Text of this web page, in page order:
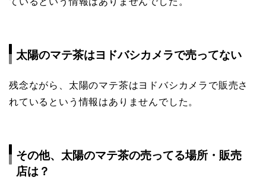
太陽のマテ茶はヨドバシカメラで売ってない
残念ながら、太陽のマテ茶はヨドバシカメラで販売さ
れているという情報はありませんでした。
その他、太陽のマテ茶の売ってる場所・販売
店は？